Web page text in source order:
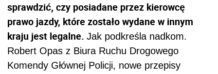
sprawdzić, czy posiadane przez kierowcę
prawo jazdy, które zostało wydane w innym
kraju jest legalne. Jak podkreśla nadkom.
Robert Opas z Biura Ruchu Drogowego
Komendy Głównej Policji, nowe przepisy